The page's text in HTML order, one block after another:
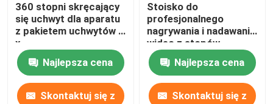
360 stopni skręcający
się uchwyt dla aparatu
z pakietem uchwytów 1
x
Najlepsza cena
Skontaktuj się z
Stoisko do
profesjonalnego
nagrywania i nadawania
wideo z stopów
aluminium
Najlepsza cena
Skontaktuj się z